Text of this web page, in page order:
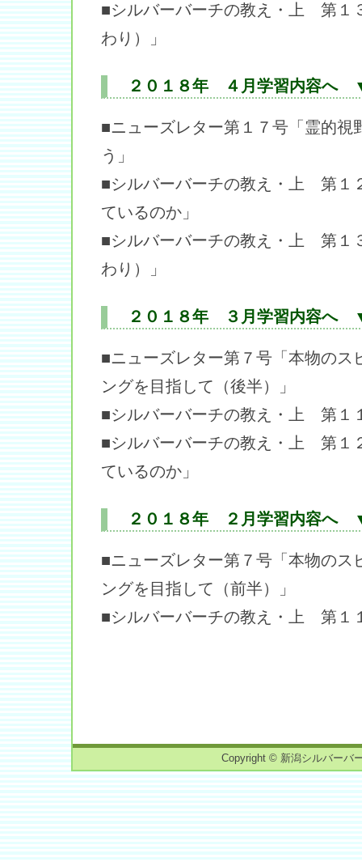
■シルバーバーチの教え・上 第１
わり）」
２０１８年 ４月学習内容へ
■ニューズレター第１７号「霊的視
う」
■シルバーバーチの教え・上 第１
ているのか」
■シルバーバーチの教え・上 第１
わり）」
２０１８年 ３月学習内容へ
■ニューズレター第７号「本物のス
ングを目指して（後半）」
■シルバーバーチの教え・上 第１
■シルバーバーチの教え・上 第１
ているのか」
２０１８年 ２月学習内容へ
■ニューズレター第７号「本物のス
ングを目指して（前半）」
■シルバーバーチの教え・上 第１
Copyright © 新潟シルバーバ